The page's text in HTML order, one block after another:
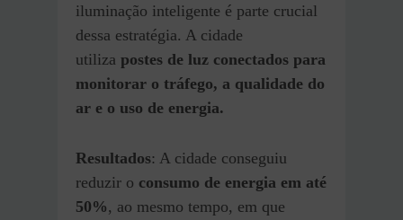
iluminação inteligente é parte crucial
dessa estratégia. A cidade
utiliza postes de luz conectados para
monitorar o tráfego, a qualidade do
ar e o uso de energia.
Resultados: A cidade conseguiu
reduzir o consumo de energia em até
50%, ao mesmo tempo, em que